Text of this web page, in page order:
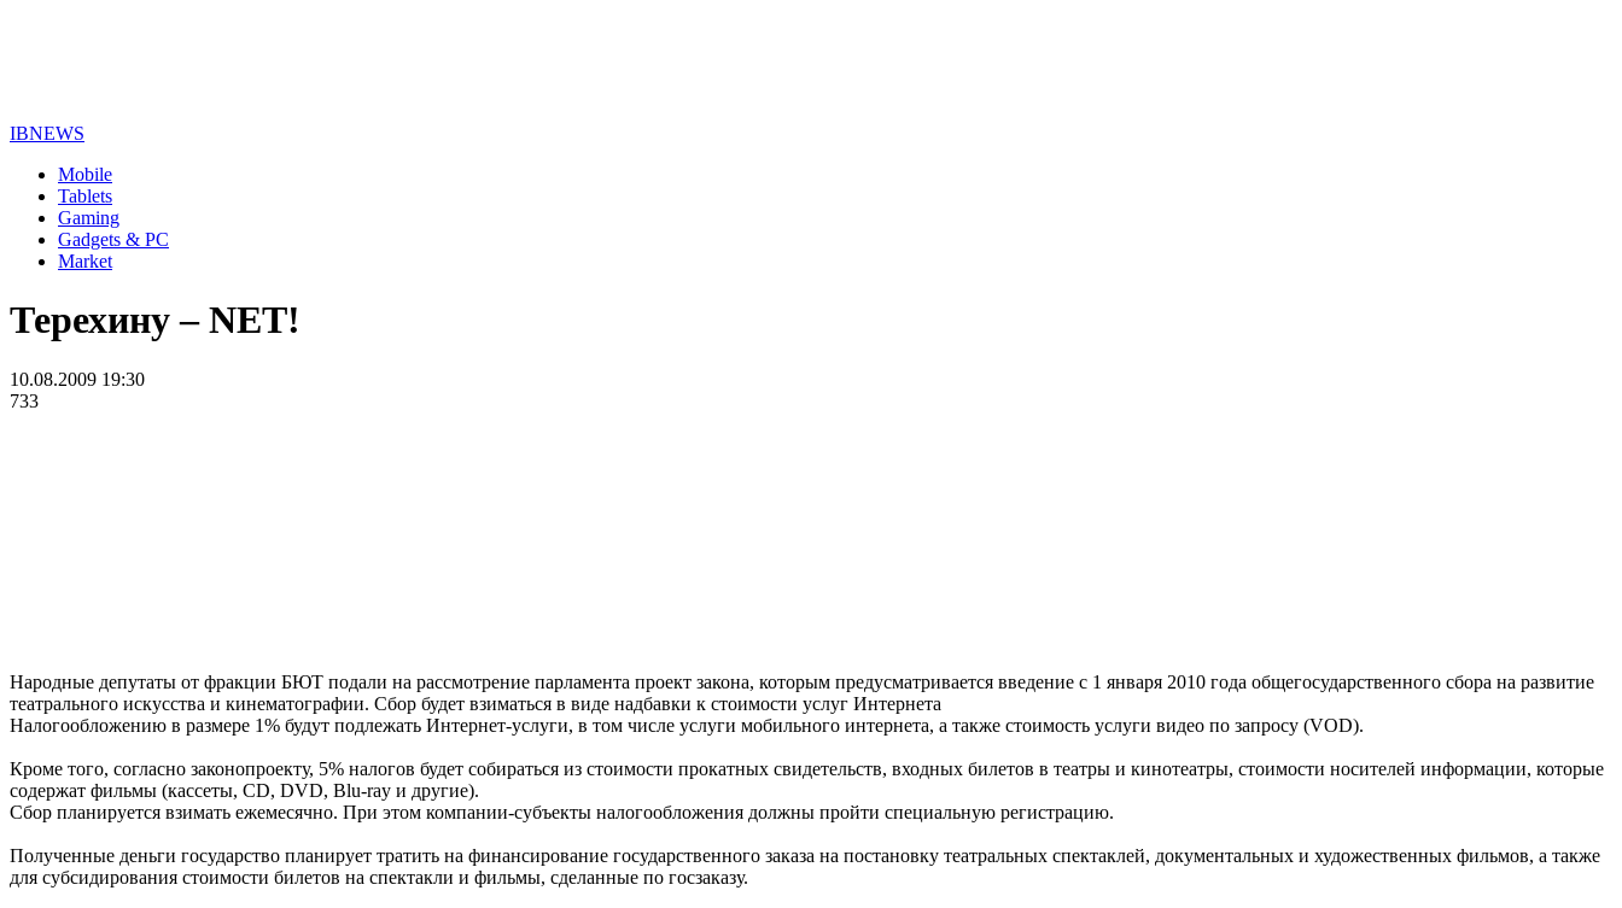
IBNEWS
Mobile
Tablets
Gaming
Gadgets & PC
Market
Терехину – NET!
10.08.2009 19:30
733
Народные депутаты от фракции БЮТ подали на рассмотрение парламента проект закона, которым предусматривается введение с 1 января 2010 года общегосударственного сбора на развитие
театрального искусства и кинематографии. Сбор будет взиматься в виде надбавки к стоимости услуг Интернета
Налогообложению в размере 1% будут подлежать Интернет-услуги, в том числе услуги мобильного интернета, а также стоимость услуги видео по запросу (VOD).
Кроме того, согласно законопроекту, 5% налогов будет собираться из стоимости прокатных свидетельств, входных билетов в театры и кинотеатры, стоимости носителей информации, которые
содержат фильмы (кассеты, CD, DVD, Blu-ray и другие).
Сбор планируется взимать ежемесячно. При этом компании-субъекты налогообложения должны пройти специальную регистрацию.
Полученные деньги государство планирует тратить на финансирование государственного заказа на постановку театральных спектаклей, документальных и художественных фильмов, а также
для субсидирования стоимости билетов на спектакли и фильмы, сделанные по госзаказу.